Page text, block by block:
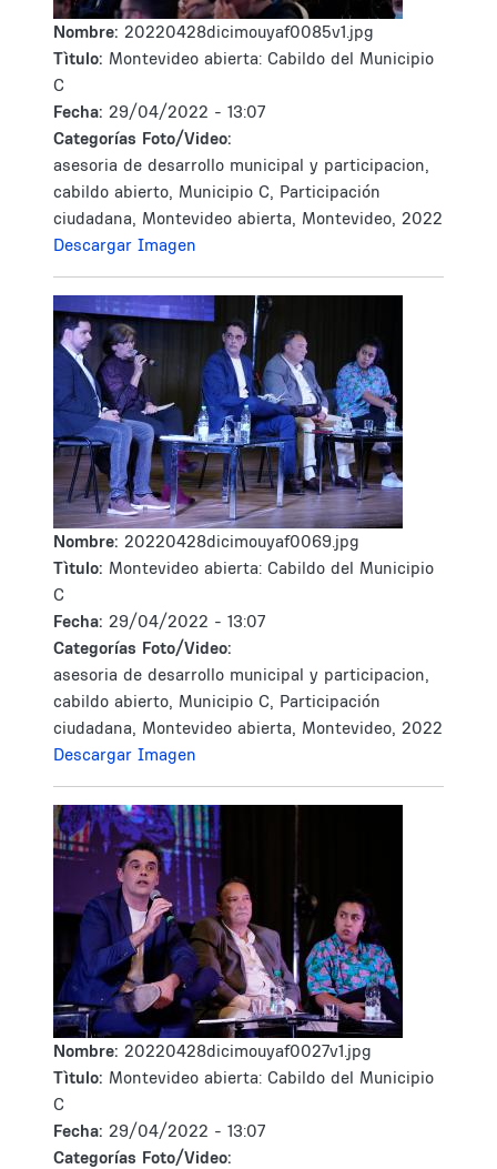
Nombre: 20220428dicimouyaf0085v1.jpg
Tìtulo: Montevideo abierta: Cabildo del Municipio
C
Fecha: 29/04/2022 - 13:07
Categorías Foto/Video:
asesoria de desarrollo municipal y participacion,
cabildo abierto, Municipio C, Participación
ciudadana, Montevideo abierta, Montevideo, 2022
Descargar Imagen
Nombre: 20220428dicimouyaf0069.jpg
Tìtulo: Montevideo abierta: Cabildo del Municipio
C
Fecha: 29/04/2022 - 13:07
Categorías Foto/Video:
asesoria de desarrollo municipal y participacion,
cabildo abierto, Municipio C, Participación
ciudadana, Montevideo abierta, Montevideo, 2022
Descargar Imagen
Nombre: 20220428dicimouyaf0027v1.jpg
Tìtulo: Montevideo abierta: Cabildo del Municipio
C
Fecha: 29/04/2022 - 13:07
Categorías Foto/Video: